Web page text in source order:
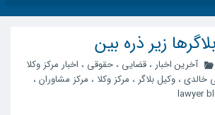
زیر ذره بین
آخرین اخبار ، قضایی ، حقوقی ، اخبار مرکز وکلا
خالدی ، وکیل بلاگر ، مرکز وکلا ، مرکز مشاوران ،
lawyer